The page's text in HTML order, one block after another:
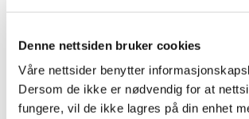
Denne nettsiden bruker cookies
Våre nettsider benytter
Dersom de ikke er nødvendig for at
fungere, vil de ikke lagres på din enhet